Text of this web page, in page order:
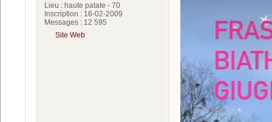
Lieu : haute patate - 70
Inscription : 16-02-2009
Messages : 12 595
Site Web